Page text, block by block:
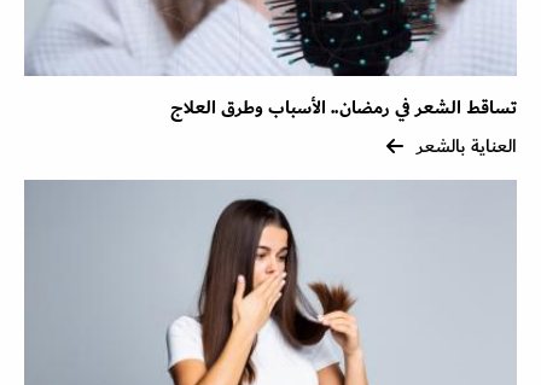
تساقط الشعر في رمضان.. الأسباب وطرق العلاج
العناية بالشعر